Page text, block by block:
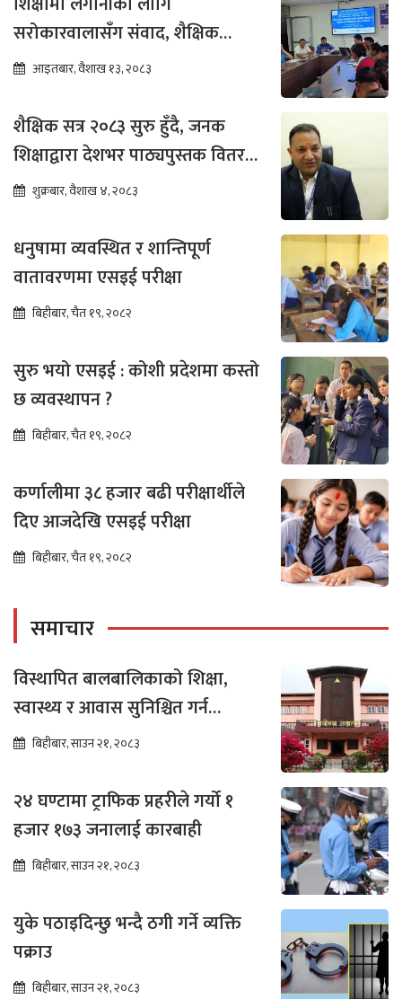
सरोकारवालासँग संवाद, शैक्षिक
सुधारमा जोड
आइतबार, वैशाख १३, २०८३
शैक्षिक सत्र २०८३ सुरु हुँदै, जनक
शिक्षाद्वारा देशभर पाठ्यपुस्तक वितरण
तीव्रशुक्रबार, वैशाख ४, २०८३
धनुषामा व्यवस्थित र शान्तिपूर्ण
वातावरणमा एसइई परीक्षा
बिहीबार, चैत १९, २०८२
सुरु भयो एसइई : कोशी प्रदेशमा कस्तो
छ व्यवस्थापन ?
बिहीबार, चैत १९, २०८२
कर्णालीमा ३८ हजार बढी परीक्षार्थीले
दिए आजदेखि एसइई परीक्षा
बिहीबार, चैत १९, २०८२
समाचार
विस्थापित बालबालिकाको शिक्षा,
स्वास्थ्य र आवास सुनिश्चित गर्न
सर्वोच्चको अन्तरिम आदेश
बिहीबार, साउन २१, २०८३
२४ घण्टामा ट्राफिक प्रहरीले गर्यो १
हजार १७३ जनालाई कारबाही
बिहीबार, साउन २१, २०८३
युके पठाइदिन्छु भन्दै ठगी गर्ने व्यक्ति
पक्राउ
बिहीबार, साउन २१, २०८३